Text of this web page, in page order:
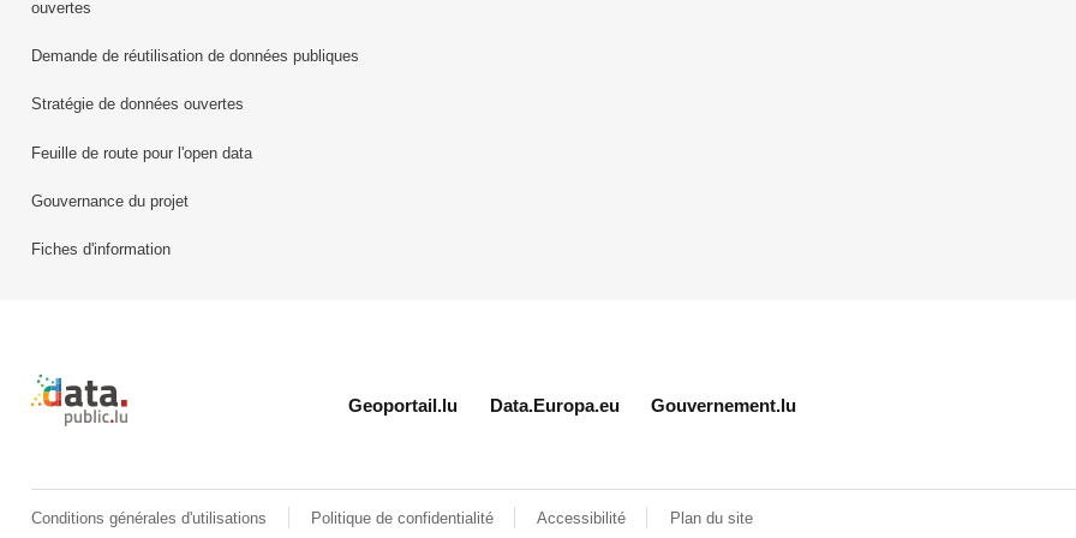
ouvertes
Demande de réutilisation de données publiques
Stratégie de données ouvertes
Feuille de route pour l'open data
Gouvernance du projet
Fiches d'information
Retour à l'accueil de data.public.lu
Geoportail.lu Data.Europa.eu Gouvernement.lu
Conditions générales d'utilisations Politique de confidentialité Accessibilité Plan du site